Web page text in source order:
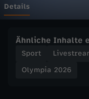
C
r
Details
Ähnliche Inhalte
Sport
Olympia 2026